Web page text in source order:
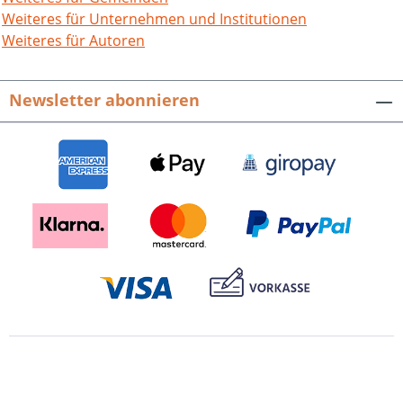
Hoffmann. 168 S. mit ca. 300 Abb., fester
Einband. 2006. ISBN 978-3-89735-468-5.
Download
Weiteres für Unternehmen und Institutionen
Weiteres für Autoren
Newsletter abonnieren